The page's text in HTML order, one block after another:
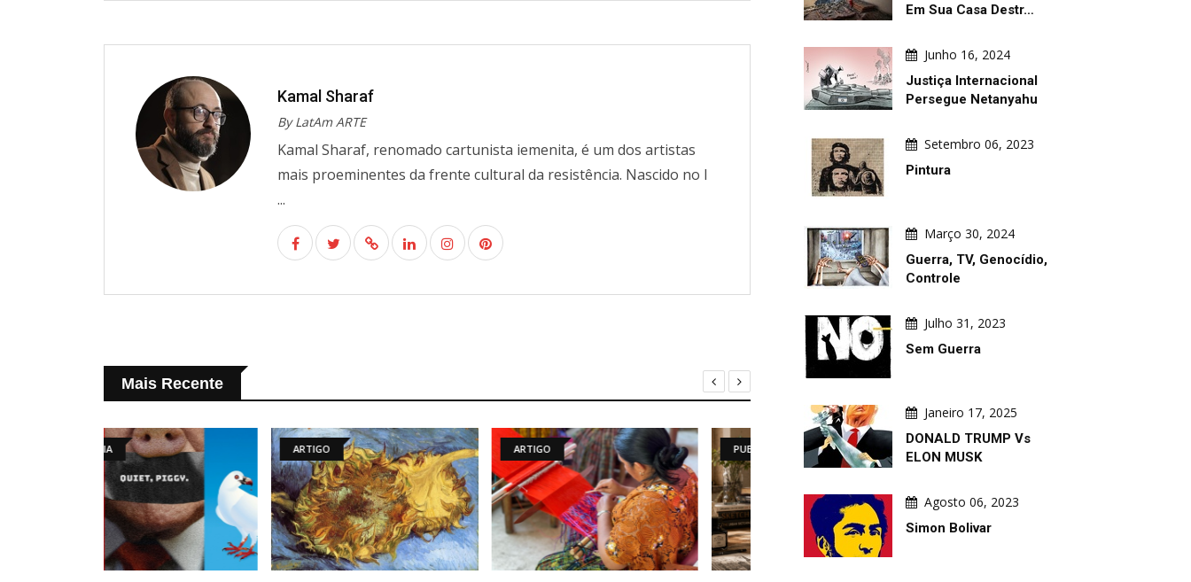
Kamal Sharaf
By LatAm ARTE
Kamal Sharaf, renomado cartunista iemenita, é um dos artistas
mais proeminentes da frente cultural da resistência. Nascido no I
...
Mais Recente
ARTIGO ARTIGO PUBLICAÇÕES ARTE DIÁRIA
Em Sua Casa Destr…
Junho 16, 2024
Justiça Internacional
Persegue Netanyahu
Setembro 06, 2023
Pintura
Março 30, 2024
Guerra, TV, Genocídio,
Controle
Julho 31, 2023
Sem Guerra
Janeiro 17, 2025
DONALD TRUMP Vs
ELON MUSK
Agosto 06, 2023
Simon Bolivar